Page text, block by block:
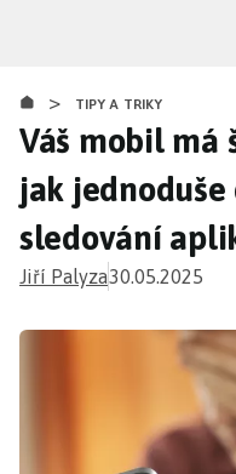
obsahu
> TIPY A TRIKY
Váš mobil má
jak
sledování
Jiří Palyza30.05.2025